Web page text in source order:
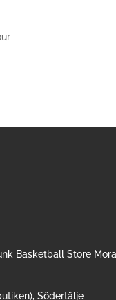
Basketball Store
Södertälje